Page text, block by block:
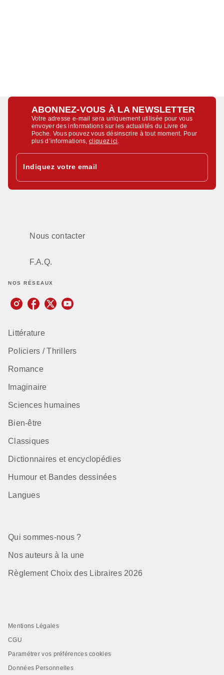
ABONNEZ-VOUS À LA NEWSLETTER
Votre adresse e-mail sera uniquement utilisée pour vous
envoyer des informations sur les actualités du Livre de
Poche. Vous pouvez vous désinscrire à tout moment. Pour
plus d’informations,cliquez ici
Indiquez votre email
Nous contacter
F.A.Q.
NOS RÉSEAUX
Littérature
Policiers / Thrillers
Romance
Imaginaire
Sciences humaines
Bien-être
Classiques
Dictionnaires et encyclopédies
Humour et Bandes dessinées
Langues
Qui sommes-nous ?
Nos auteurs à la une
Règlement Choix des Libraires 2026
Mentions Légales
CGU
Paramétrer vos préférences cookies
Données Personnelles